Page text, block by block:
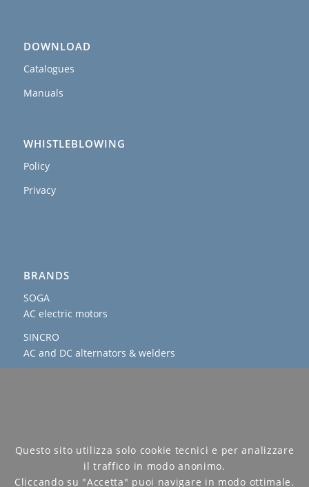
DOWNLOAD
Catalogues
Manuals
WHISTLEBLOWING
Policy
Privacy
BRANDS
SOGA
AC electric motors
SINCRO
AC and DC alternators & welders
Questo sito utilizza solo cookie tecnici e per analizzare
il traffico in modo anonimo.
Cliccando su "Accetta" puoi navigare in modo ottimale.